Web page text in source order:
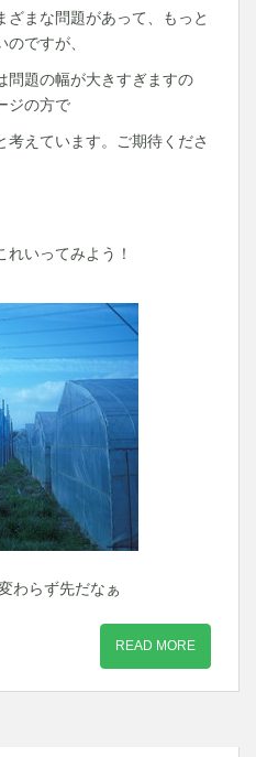
まな問題があって、もっと
ですが、
題の幅が大きすぎますの
ジの方で
えています。ご期待くださ
いってみよう！
わらず先だなぁ
READ MORE